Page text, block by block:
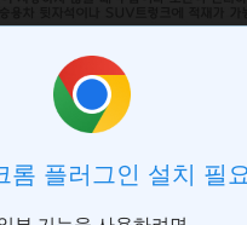
배송안내 반